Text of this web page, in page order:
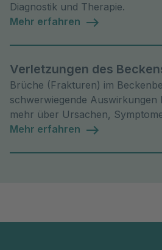
Diagnostik und Therapie.
Mehr erfahren
Verletzungen des
Brüche (Frakturen) im
schwerwiegende Auswirkungen
mehr über Ursachen,
Mehr erfahren